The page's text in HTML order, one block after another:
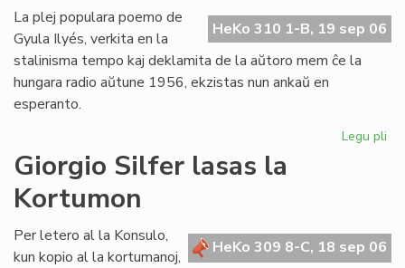
HeKo 310 1-B, 19 sep 06
La plej populara poemo de
Gyula Ilyés, verkita en la
stalinisma tempo kaj deklamita de la aŭtoro mem ĉe la
hungara radio aŭtune 1956, ekzistas nun ankaŭ en
esperanto.
Legu pli
Giorgio Silfer lasas la
Kortumon
HeKo 309 8-C, 18 sep 06
Per letero al la Konsulo,
kun kopio al la kortumanoj,